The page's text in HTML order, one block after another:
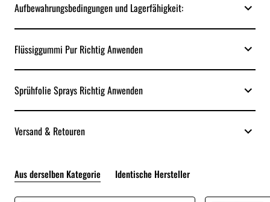
Aufbewahrungsbedingungen und Lagerfähigkeit:
Flüssiggummi Pur Richtig Anwenden
Sprühfolie Sprays Richtig Anwenden
Versand & Retouren
Aus derselben Kategorie Identische Hersteller